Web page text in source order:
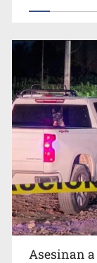
Asesinan